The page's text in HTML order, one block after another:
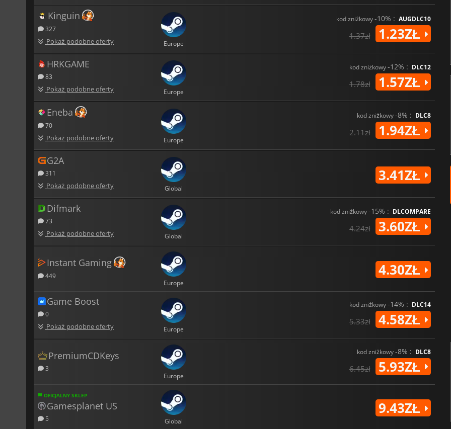
Kinguin
327
Pokaż podobne oferty Europe
kod zniżkowy-10% : AUGDLC10
1.37zł 1.23ZŁ
HRKGAME
83
Pokaż podobne oferty Europe
kod zniżkowy-12% : DLC12
1.78zł 1.57ZŁ
Eneba
70
Pokaż podobne oferty Europe
kod zniżkowy-8% : DLC8
2.11zł 1.94ZŁ
G2A
311
Pokaż podobne oferty Global
3.41ZŁ
Difmark
73
Pokaż podobne oferty Global
kod zniżkowy-15% : DLCOMPARE
4.24zł 3.60ZŁ
Instant Gaming
449
Europe
4.30ZŁ
Game Boost
0
Pokaż podobne oferty Europe
kod zniżkowy-14% : DLC14
5.33zł 4.58ZŁ
PremiumCDKeys
3
Europe
kod zniżkowy-8% : DLC8
6.45zł 5.93ZŁ
OFICJALNY SKLEP
Gamesplanet US
5 Global
9.43ZŁ